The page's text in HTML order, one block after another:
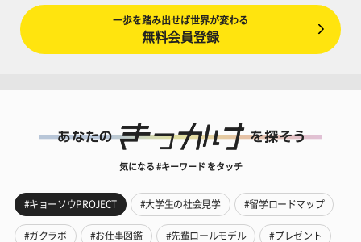
一歩を踏み出せば世界が変わる
無料会員登録
気になる #キーワード をタッチ
#キョーソウPROJECT #大学生の社会見学 #留学ロードマップ
#ガクラボ #お仕事図鑑 #先輩ロールモデル #プレゼント